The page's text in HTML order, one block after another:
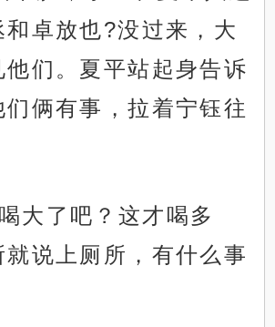
卓放也?没过来，大
们。夏平站起身告诉
俩有事，拉着宁钰往
大了吧？这才喝多
就说上厕所，有什么事